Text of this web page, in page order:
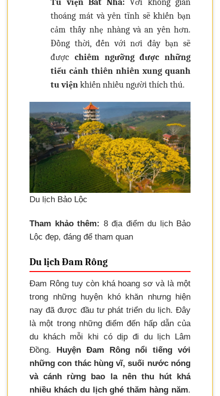
thoáng mát và yên tĩnh sẽ khiến bạn
cảm thấy nhẹ nhàng và an yên hơn.
Đồng thời, đến với nơi đây bạn sẽ
đượcchiêm ngưỡng được những
tiểu cảnh thiên nhiên xung quanh
tu việnkhiến nhiều người thích thú.
Du lịch Bảo Lộc
Tham khảo thêm: 8 địa điểm du lịch Bảo
Lộc đẹp, đáng để tham quan
Du lịch Đam Rông
Đam Rông tuy còn khá hoang sơ và là một
trong những huyện khó khăn nhưng hiện
nay đã được đầu tư phát triển du lịch. Đây
là một trong những điểm đến hấp dẫn của
du khách mỗi khi có dịp đi du lịch Lâm
Đồng. Huyện Đam Rông nổi tiếng với
những con thác hùng vĩ, suối nước nóng
và cánh rừng bao la nên thu hút khá
nhiều khách du lịch ghé thăm hàng năm.